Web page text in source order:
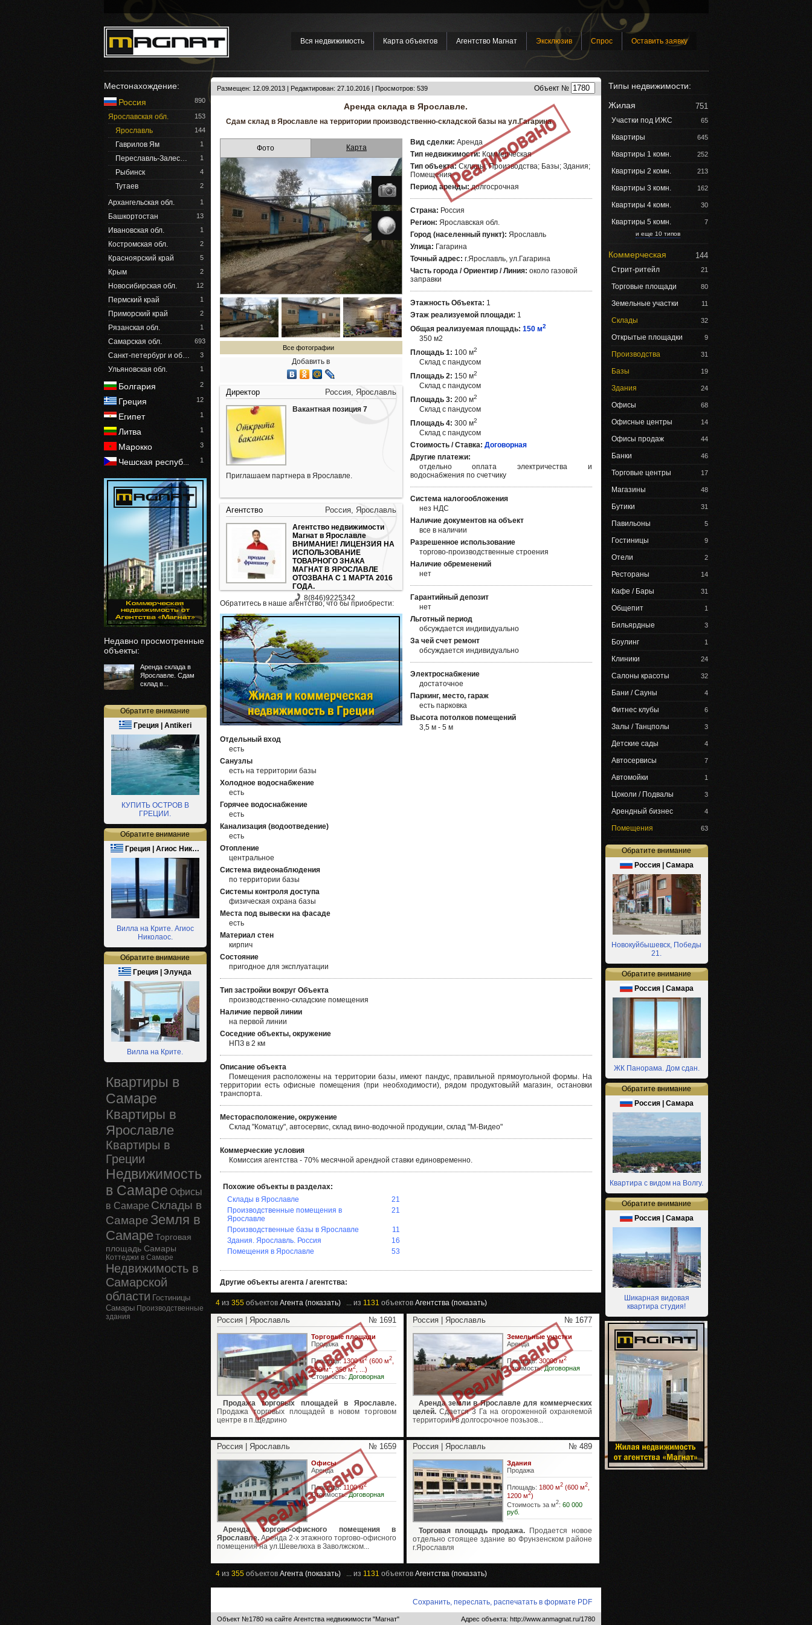
Вся недвижимость Карта объектов Агентство Магнат Эксклюзив Спрос Оставить заявку
Местонахождение:
Россия
890
Ярославская обл. 153
Ярославль 144
Гаврилов Ям 1
Переславль-Залес… 1
Рыбинск 4
Тутаев 2
Архангельская обл. 1
Башкортостан 13
Ивановская обл. 1
Костромская обл. 2
Красноярский край 5
Крым 2
Новосибирская обл. 12
Пермский край 1
Приморский край 2
Рязанская обл. 1
Самарская обл. 693
Санкт-петербург и об… 3
Ульяновская обл. 1
Болгария 2
Греция 12
Египет 1
Литва 1
Марокко 3
Чешская респуб… 1
Недавно просмотренные
объекты:
Аренда склада в
Ярославле. Сдам
склад в...
Обратите внимание
Греция | Antikeri
КУПИТЬ ОСТРОВ В
ГРЕЦИИ.
Обратите внимание
Греция | Агиос Ник…
Вилла на Крите. Агиос
Николаос.
Обратите внимание
Греция | Элунда
Вилла на Крите.
Квартиры в
Самаре
Квартиры в
Ярославле
Квартиры в
Греции
Недвижимость
в Самаре Офисы
в Самаре Склады в
Самаре Земля в
Самаре Торговая
площадь Самары
Коттеджи в Самаре
Недвижимость в
Самарской
области Гостиницы
Самары Производственные
здания
Размещен: 12.09.2013 | Редактирован: 27.10.2016 | Просмотров: 539 Объект №
Аренда склада в Ярославле.
Сдам склад в Ярославле на территории производственно-складской базы на ул.Гагарина
Фото Карта
Все фотографии
Добавить в
Директор Россия, Ярославль
Вакантная позиция 7
Приглашаем партнера в Ярославле.
Агентство Россия, Ярославль
Агентство недвижимости
Магнат в Ярославле
ВНИМАНИЕ! ЛИЦЕНЗИЯ НА
ИСПОЛЬЗОВАНИЕ
ТОВАРНОГО ЗНАКА
МАГНАТ В ЯРОСЛАВЛЕ
ОТОЗВАНА С 1 МАРТА 2016
ГОДА.
8(846)9225342
Обратитесь в наше агентство, что бы приобрести:
Вид сделки: Аренда
Тип недвижимости: Коммерческая
Тип объекта:Склады; Производства; Базы; Здания;
Помещения
Период аренды:долгосрочная
Страна: Россия
Регион: Ярославская обл.
Город (населенный пункт): Ярославль
Улица: Гагарина
Точный адрес: г.Ярославль, ул.Гагарина
Часть города / Ориентир / Линия: около газовой
заправки
Этажность Объекта: 1
Этаж реализуемой площади: 1
Общая реализуемая площадь: 150 м2
350 м2
Площадь 1: 100 м2
Склад с пандусом
Площадь 2: 150 м2
Склад с пандусом
Площадь 3: 200 м2
Склад с пандусом
Площадь 4: 300 м2
Склад с пандусом
Стоимость / Ставка: Договорная
Другие платежи:
отдельно оплата электричества и
водоснабжения по счетчику
Система налогообложения
нез НДС
Наличие документов на объект
все в наличии
Разрешенное использование
торгово-производственные строения
Наличие обременений
нет
Гарантийный депозит
нет
Льготный период
обсуждается индивидуально
За чей счет ремонт
обсуждается индивидуально
Электроснабжение
достаточное
Паркинг, место, гараж
есть парковка
Высота потолков помещений
3,5 м - 5 м
Отдельный вход
есть
Санузлы
есть на территории базы
Холодное водоснабжение
есть
Горячее водоснабжение
есть
Канализация (водоотведение)
есть
Отопление
центральное
Система видеонаблюдения
по территории базы
Системы контроля доступа
физическая охрана базы
Места под вывески на фасаде
есть
Материал стен
кирпич
Состояние
пригодное для эксплуатации
Тип застройки вокруг Объекта
производственно-складские помещения
Наличие первой линии
на первой линии
Соседние объекты, окружение
НПЗ в 2 км
Описание объекта
Помещения расположены на территории базы, имеют пандус, правильной прямоугольной формы. На
территории есть офисные помещения (при необходимости), рядом продуктовыйй магазин, остановки
транспорта.
Месторасположение, окружение
Склад "Коматцу", автосервис, склад вино-водочной продукции, склад "М-Видео"
Коммерческие условия
Комиссия агентства - 70% месячной арендной ставки единовременно.
Похожие объекты в разделах:
21
Склады в Ярославле
21
Производственные помещения в
Ярославле
11
Производственные базы в Ярославле
16
Здания. Ярославль. Россия
53
Помещения в Ярославле
Другие объекты агента / агентства:
4из 355объектов Агента (показать)... из 1131 объектов Агентства (показать)
Россия | Ярославль № 1691
Торговые площади
Продажа
Площадь:1300 м2(600 м2,
250 м2, 350 м2, ...)
Стоимость: Договорная
Продажа торговых площадей в Ярославле.
Продажа торговых площадей в новом торговом
центре в п.Щедрино
Россия | Ярославль № 1677
Земельные участки
Аренда
Площадь:30000 м2
Стоимость: Договорная
Аренда земли в Ярославле для коммерческих
целей.Сдается 3 Га на огороженной охраняемой
территории в долгосрочное позьзов...
Россия | Ярославль № 1659
Офисы
Аренда
Площадь:1100 м2
Стоимость: Договорная
Аренда торгово-офисного помещения в
Ярославле.Аренда 2-х этажного торгово-офисного
помещения на ул.Шевелюха в Заволжском...
Россия | Ярославль № 489
Здания
Продажа
Площадь: 1800 м2(600 м2,
1200 м2)
Стоимость за м2: 60 000
руб.
Торговая площадь продажа.Продается новое
отдельно стоящее здание во Фрунзенском районе
г.Ярославля
4из 355объектов Агента (показать)... из 1131 объектов Агентства (показать)
Сохранить, переслать, распечатать в формате PDF
Объект №1780 на сайте Агентства недвижимости "Магнат" Адрес объекта: http://www.anmagnat.ru/1780
Типы недвижимости:
751
Жилая
65
Участки под ИЖС
645
Квартиры
252
Квартиры 1 комн.
213
Квартиры 2 комн.
162
Квартиры 3 комн.
30
Квартиры 4 комн.
7
Квартиры 5 комн.
и еще 10 типов
144
Коммерческая
21
Стрит-ритейл
80
Торговые площади
11
Земельные участки
32
Склады
9
Открытые площадки
31
Производства
19
Базы
24
Здания
68
Офисы
14
Офисные центры
44
Офисы продаж
46
Банки
17
Торговые центры
48
Магазины
31
Бутики
5
Павильоны
9
Гостиницы
2
Отели
14
Рестораны
31
Кафе / Бары
1
Общепит
3
Бильярдные
1
Боулинг
24
Клиники
32
Салоны красоты
4
Бани / Сауны
6
Фитнес клубы
3
Залы / Танцполы
4
Детские сады
7
Автосервисы
1
Автомойки
3
Цоколи / Подвалы
4
Арендный бизнес
63
Помещения
Обратите внимание
Россия | Самара
Новокуйбышевск, Победы
21.
Обратите внимание
Россия | Самара
ЖК Панорама. Дом сдан.
Обратите внимание
Россия | Самара
Квартира с видом на Волгу.
Обратите внимание
Россия | Самара
Шикарная видовая
квартира студия!